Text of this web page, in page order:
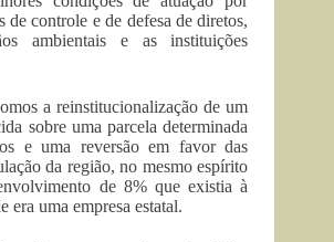
de controle e de defesa de diretos,
ambientais e as instituições
a reinstitucionalização de um
sobre uma parcela determinada
e uma reversão em favor das
da região, no mesmo espírito
de 8% que existia à
era uma empresa estatal.